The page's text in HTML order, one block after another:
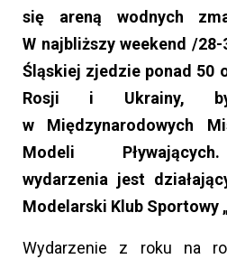
się areną wodnych
W najbliższy weekend /
Śląskiej zjedzie ponad 50
Rosji i Ukrainy,
w Międzynarodowych
Modeli
wydarzenia jest
Modelarski Klub Sportowy
Wydarzenie z roku na